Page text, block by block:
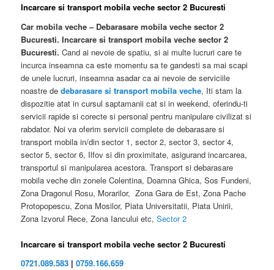
Incarcare si transport mobila veche sector 2 Bucuresti
Car mobila veche – Debarasare mobila veche sector 2
Bucuresti. Incarcare si transport mobila veche sector 2
Bucuresti.Cand ai nevoie de spatiu, si ai multe lucruri care te
incurca inseamna ca este momentu sa te gandesti sa mai scapi
de unele lucruri, inseamna asadar ca ai nevoie de serviciile
noastre dedebarasare si transport mobila veche, Iti stam la
dispozitie atat in cursul saptamanii cat si in weekend, oferindu-ti
servicii rapide si corecte si personal pentru manipulare civilizat si
rabdator. Noi va oferim servicii complete de debarasare si
transport mobila in/din sector 1, sector 2, sector 3, sector 4,
sector 5, sector 6, Ilfov si din proximitate, asigurand incarcarea,
transportul si manipularea acestora. Transport si debarasare
mobila veche din zonele Colentina, Doamna Ghica, Sos Fundeni,
Zona Dragonul Rosu, Morarilor, Zona Gara de Est, Zona Pache
Protopopescu, Zona Mosilor, Piata Universitatii, Piata Unirii,
Zona Izvorul Rece, Zona Iancului etc,Sector 2
Incarcare si transport mobila veche sector 2 Bucuresti
0721.089.583 |0759.166.659